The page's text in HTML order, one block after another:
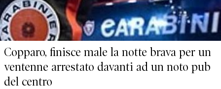
Copparo, finisce male la notte brava per un
ventenne arrestato davanti ad un noto pub
del centro